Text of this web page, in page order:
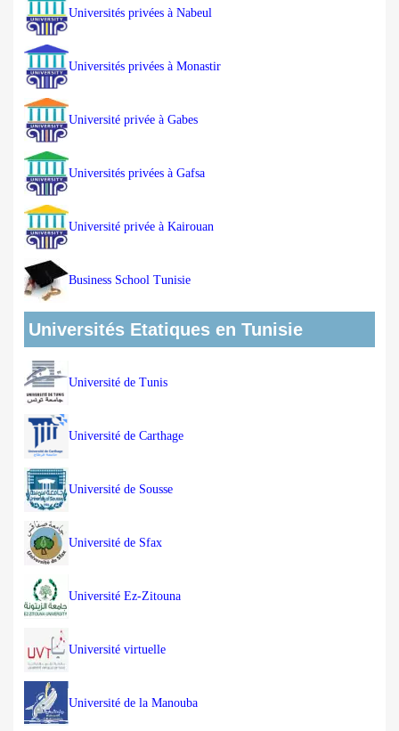
Universités privées à Nabeul
Universités privées à Monastir
Université privée à Gabes
Universités privées à Gafsa
Université privée à Kairouan
Business School Tunisie
Universités Etatiques en Tunisie
Université de Tunis
Université de Carthage
Université de Sousse
Université de Sfax
Université Ez-Zitouna
Université virtuelle
Université de la Manouba